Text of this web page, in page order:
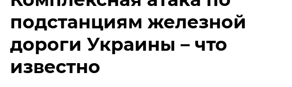
подстанциям железной
дороги Украины – что
известно